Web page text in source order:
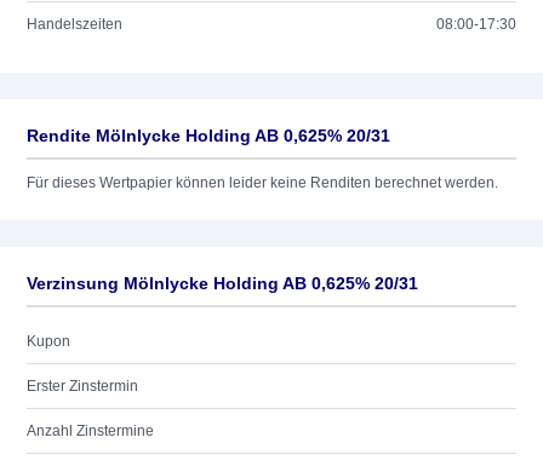
Handelszeiten 08:00-17:30
Rendite Mölnlycke Holding AB 0,625% 20/31
Für dieses Wertpapier können leider keine Renditen berechnet werden.
Verzinsung Mölnlycke Holding AB 0,625% 20/31
Kupon
Erster Zinstermin
Anzahl Zinstermine